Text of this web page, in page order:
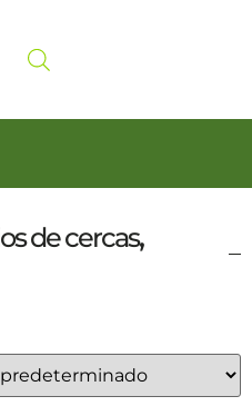
de cercas,